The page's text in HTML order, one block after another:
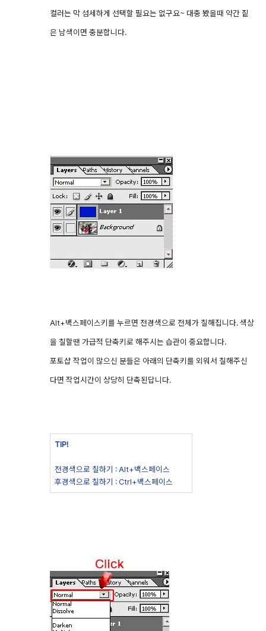
컬러는 막 섬세하게 선택할 필요는 없구요~ 대충 봤을때 약간 짙
은 남색이면 충분합니다.
Alt+백스페이스키를 누르면 전경색으로 전체가 칠해집니다. 색상
을 칠할땐 가급적 단축키로 해주시는 습관이 중요합니다.
포토샵 작업이 많으신 분들은 아래의 단축키를 외워서 칠해주신
다면 작업시간이 상당히 단축된답니다.
TIP!
전경색으로 칠하기 : Alt+백스페이스
후경색으로 칠하기 : Ctrl+백스페이스